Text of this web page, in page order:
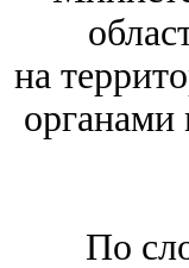
на
органами
По